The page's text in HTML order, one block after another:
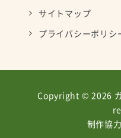
サイトマップ
プライバシーポリシ
Copyright © 2026
制作協力